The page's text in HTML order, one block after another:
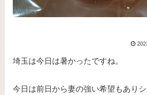
埼玉は今日は暑かったですね。
今日は前日から妻の強い希望もあり